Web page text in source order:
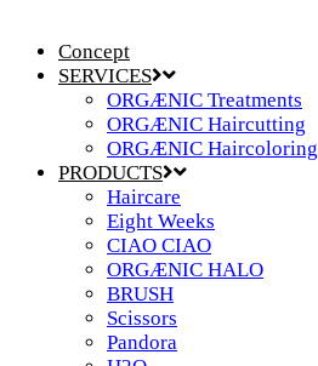
Concept
SERVICES
ORGÆNIC Treatments
ORGÆNIC Haircutting
ORGÆNIC Haircoloring
PRODUCTS
Haircare
Eight Weeks
CIAO CIAO
ORGÆNIC HALO
BRUSH
Scissors
Pandora